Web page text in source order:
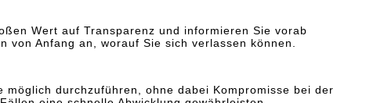
Wert auf Transparenz und informieren Sie vorab
Anfang an, worauf Sie sich verlassen können.
durchzuführen, ohne dabei Kompromisse bei der